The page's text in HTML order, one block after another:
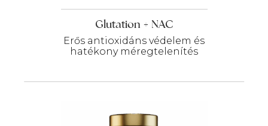
Glutation + NAC
Erős antioxidáns védelem és
hatékony méregtelenítés